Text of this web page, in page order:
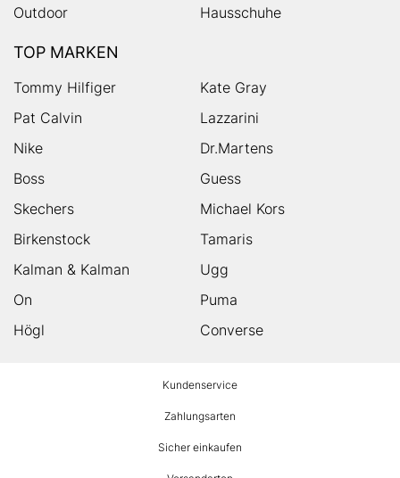
Outdoor
Hausschuhe
TOP MARKEN
Tommy Hilfiger
Kate Gray
Pat Calvin
Lazzarini
Nike
Dr.Martens
Boss
Guess
Skechers
Michael Kors
Birkenstock
Tamaris
Kalman & Kalman
Ugg
On
Puma
Högl
Converse
Kundenservice
Zahlungsarten
Sicher einkaufen